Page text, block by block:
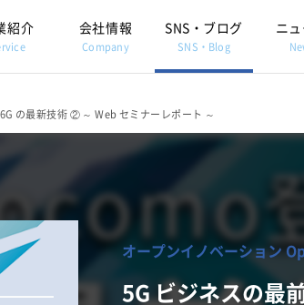
紹介 会社情報
Company
SNS・ブログ
SNS・Blog
ニ
の最新技術 ② ～ Web セミナーレポート ～
オープンイノベーション
5G ビジネスの最